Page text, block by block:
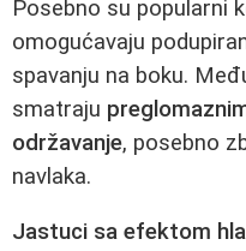
Posebno su popularni
omogućavaju
spavanju na boku.
smatraju
održavanje, posebno
navlaka.
Jastuci sa efektom